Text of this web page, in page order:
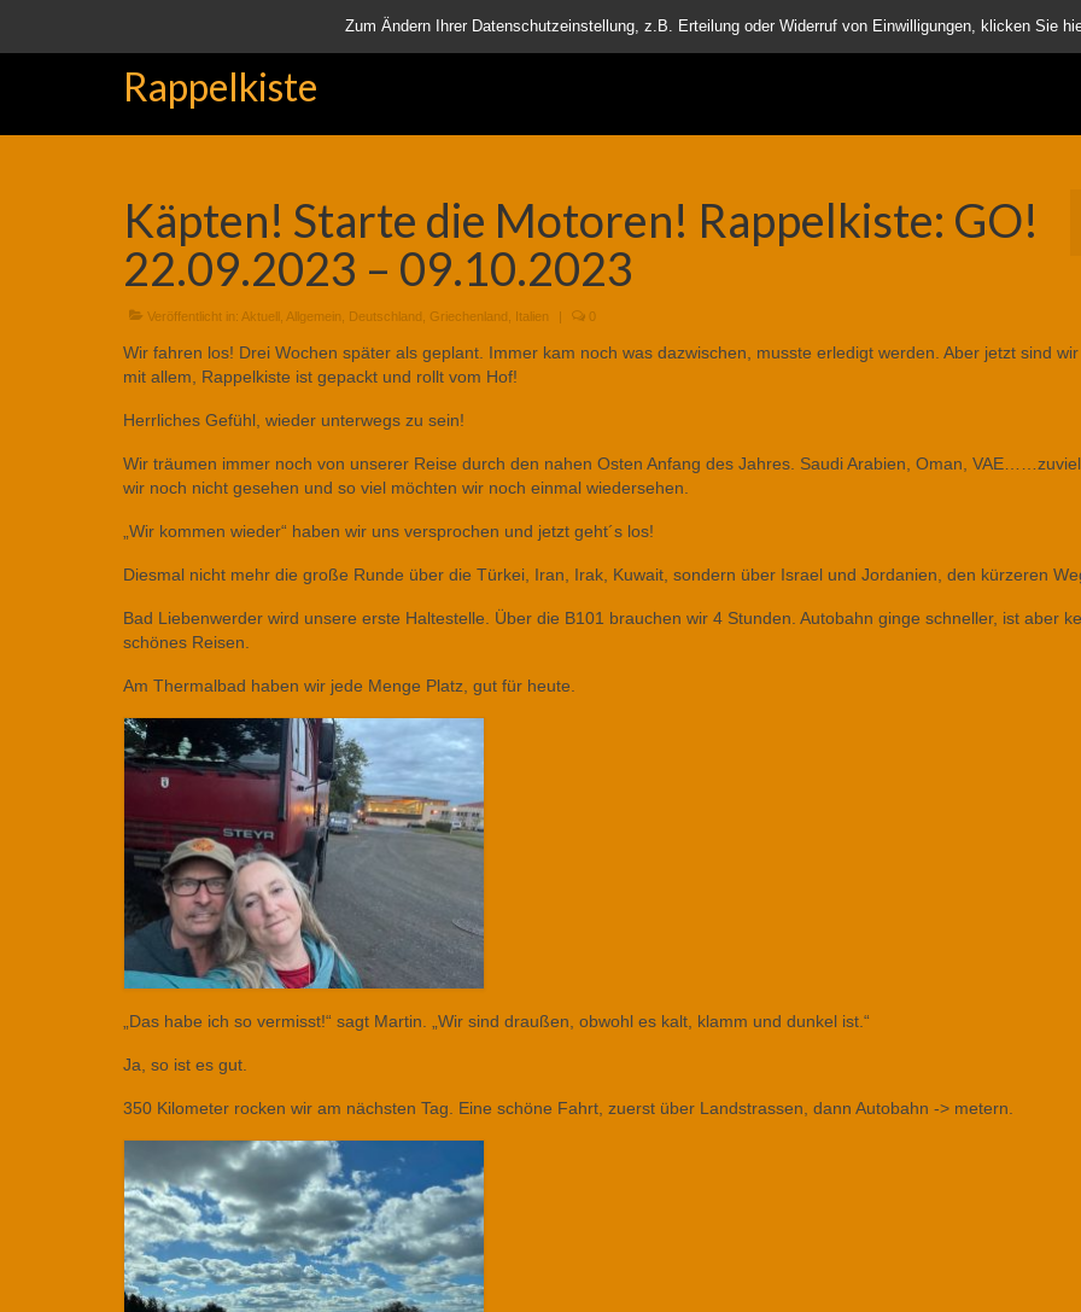
Über uns Unsere Rappelkiste Länder
Rappelkiste
Käpten! Starte die Motoren! Rappelkiste: GO!
22.09.2023 – 09.10.2023
Veröffentlicht in: Aktuell Allgemein Deutschland Griechenland Italien | 0
Wir fahren los! Drei Wochen später als geplant. Immer kam noch was dazwischen, musste erledigt werden. Aber jetzt sind
mit allem, Rappelkiste ist gepackt und rollt vom Hof!
Herrliches Gefühl, wieder unterwegs zu sein!
Wir träumen immer noch von unserer Reise durch den nahen Osten Anfang des Jahres. Saudi Arabien, Oman,
wir noch nicht gesehen und so viel möchten wir noch einmal wiedersehen.
„Wir kommen wieder“ haben wir uns versprochen und jetzt geht´s los!
Diesmal nicht mehr die große Runde über die Türkei, Iran, Irak, Kuwait, sondern über Israel und Jordanien, den kürzeren
Bad Liebenwerder wird unsere erste Haltestelle. Über die B101 brauchen wir 4 Stunden. Autobahn ginge schneller, ist aber
schönes Reisen.
Am Thermalbad haben wir jede Menge Platz, gut für heute.
„Das habe ich so vermisst!“ sagt Martin. „Wir sind draußen, obwohl es kalt, klamm und dunkel ist.“
Ja, so ist es gut.
350 Kilometer rocken wir am nächsten Tag. Eine schöne Fahrt, zuerst über Landstrassen, dann Autobahn -> metern.
Zum Ändern Ihrer Datenschutzeinstellung, z.B. Erteilung oder Widerruf von Einwilligungen, klicken Sie